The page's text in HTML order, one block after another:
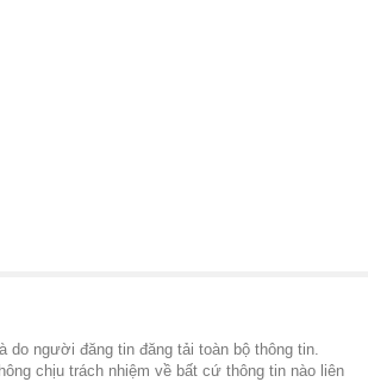
do người đăng tin đăng tải toàn bộ thông tin.
chịu trách nhiệm về bất cứ thông tin nào liên